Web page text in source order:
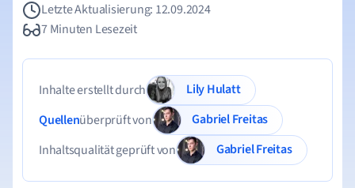
Letzte Aktualisierung: 12.09.2024
7 Minuten Lesezeit
Inhalte erstellt durch
Lily Hulatt
Quellenüberprüft von
Gabriel Freitas
Inhaltsqualität geprüft von
Gabriel Freitas